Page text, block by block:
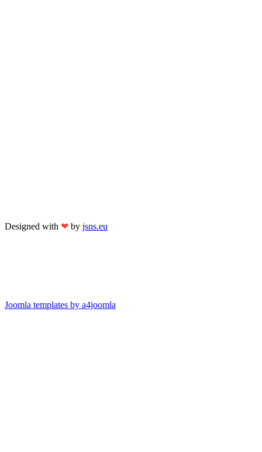
Designed with ❤ by jsns.eu
Joomla templates by a4joomla